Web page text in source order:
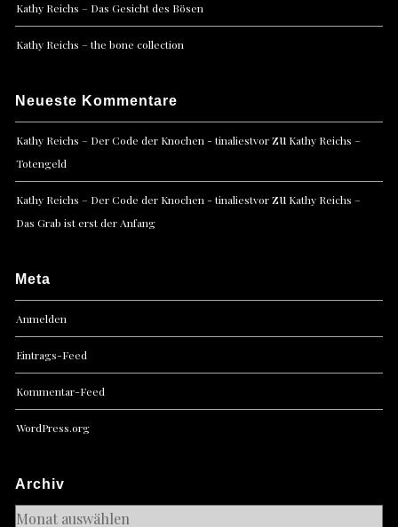
Kathy Reichs – Das Gesicht des Bösen
Kathy Reichs – the bone collection
Neueste Kommentare
Kathy Reichs – Der Code der Knochen - tinaliestvorzu Kathy Reichs –
Totengeld
Kathy Reichs – Der Code der Knochen - tinaliestvorzu Kathy Reichs –
Das Grab ist erst der Anfang
Meta
Anmelden
Eintrags-Feed
Kommentar-Feed
WordPress.org
Archiv
Archiv